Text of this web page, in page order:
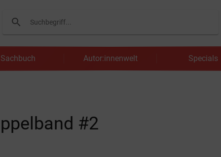
search
Suchen
Sachbuch Autor:innenwelt Specials
#2